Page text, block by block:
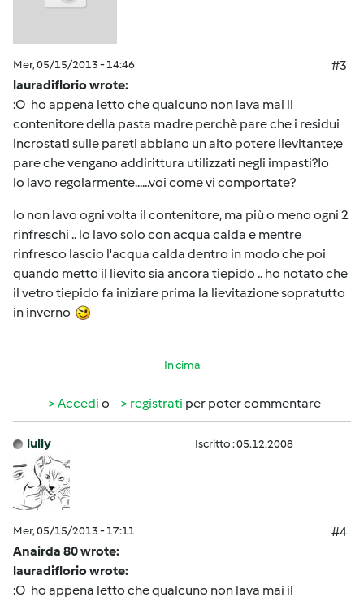
Mer, 05/15/2013 - 14:46
#3
lauradiflorio wrote:
:O ho appena letto che qualcuno non lava mai il
contenitore della pasta madre perchè pare che i residui
incrostati sulle pareti abbiano un alto potere lievitante;e
pare che vengano addirittura utilizzati negli impasti?Io
lo lavo regolarmente......voi come vi comportate?
Io non lavo ogni volta il contenitore, ma più o meno ogni 2
rinfreschi .. lo lavo solo con acqua calda e mentre
rinfresco lascio l'acqua calda dentro in modo che poi
quando metto il lievito sia ancora tiepido .. ho notato che
il vetro tiepido fa iniziare prima la lievitazione sopratutto
in inverno
In cima
Accedi o registrati per poter commentare
lully Iscritto : 05.12.2008
Mer, 05/15/2013 - 17:11
#4
Anairda 80 wrote:
lauradiflorio wrote:
:O ho appena letto che qualcuno non lava mai il